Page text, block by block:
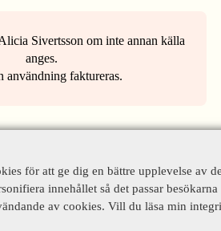
Sivertsson om inte annan källa
anges.
användning faktureras.
för att ge dig en bättre upplevelse av
innehållet så det passar
av cookies. Vill du läsa min